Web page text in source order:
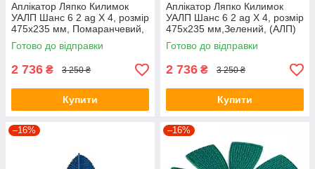
Аплікатор Ляпко Килимок
УАЛП Шанс 6 2 ag Х 4, розмір
475х235 мм, Помаранчевий,
(АЛП)
Готово до відправки
2 736 ₴ 3 250 ₴
Купити
Аплікатор Ляпко Килимок
УАЛП Шанс 6 2 ag Х 4, розмір
475х235 мм,Зелений, (АЛП)
Готово до відправки
2 736 ₴ 3 250 ₴
Купити
–16% –16%